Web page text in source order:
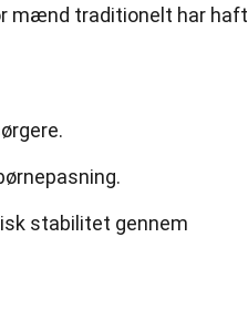
mænd traditionelt har haft
stabilitet gennem